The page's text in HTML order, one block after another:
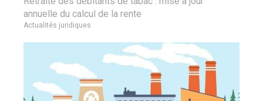
annuelle du calcul de la rente
Actualités juridiques